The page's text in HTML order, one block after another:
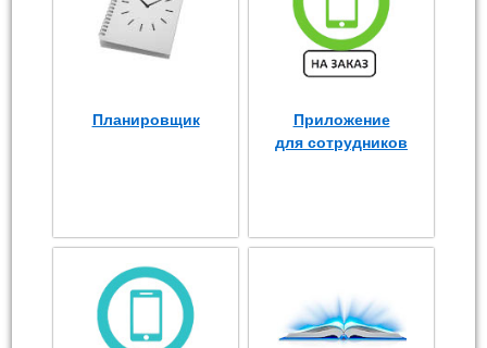
Планировщик
Приложение
для сотрудников